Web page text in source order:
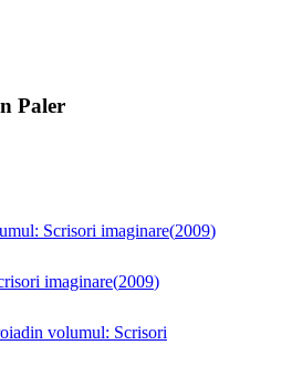
Paler
Scrisori imaginare(2009)
imaginare(2009)
din volumul: Scrisori